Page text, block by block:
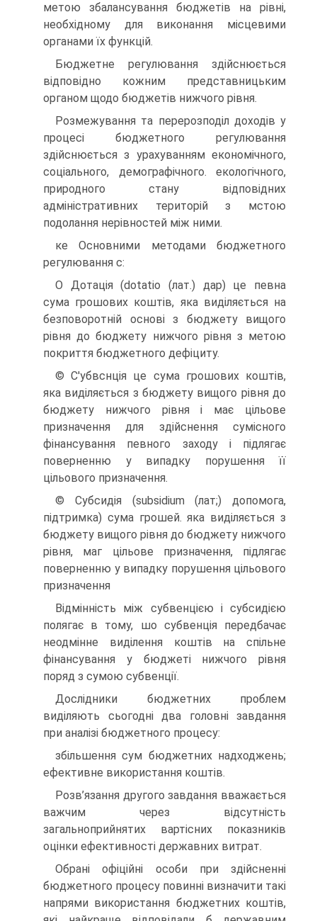
метою збалансування бюджетів на рівні,
необхідному для виконання місцевими
органами їх функцій.
Бюджетне регулювання здійснюється
відповідно кожним представницьким
органом щодо бюджетів нижчого рівня.
Розмежування та перерозподіл доходів у
процесі бюджетного регулювання
здійснюється з урахуванням економічного,
соціального, демографічного. екологічного,
природного стану відповідних
адміністративних територій з мстою
подолання нерівностей між ними.
ке Основними методами бюджетного
регулювання с:
О Дотація (dotatio (лат.) дар) це певна
сума грошових коштів, яка виділяється на
безповоротній основі з бюджету вищого
рівня до бюджету нижчого рівня з метою
покриття бюджетного дефіциту.
© С'убвснція це сума грошових коштів,
яка виділяється з бюджету вищого рівня до
бюджету нижчого рівня і має цільове
призначення для здійснення сумісного
фінансування певного заходу і підлягає
поверненню у випадку порушення її
цільового призначення.
© Субсидія (subsidium (лат;) допомога,
підтримка) сума грошей. яка виділяється з
бюджету вищого рівня до бюджету нижчого
рівня, маг цільове призначення, підлягає
поверненню у випадку порушення цільового
призначення
Відмінність між субвенцією і субсидією
полягає в тому, шо субвенція передбачає
неодмінне виділення коштів на спільне
фінансування у бюджеті нижчого рівня
поряд з сумою субвенції.
Дослідники бюджетних проблем
виділяють сьогодні два головні завдання
при аналізі бюджетного процесу:
збільшення сум бюджетних надходжень;
ефективне використання коштів.
Розв’язання другого завдання вважається
важчим через відсутність
загальноприйнятих вартісних показників
оцінки ефективності державних витрат.
Обрані офіційні особи при здійсненні
бюджетного процесу повинні визначити такі
напрями використання бюджетних коштів,